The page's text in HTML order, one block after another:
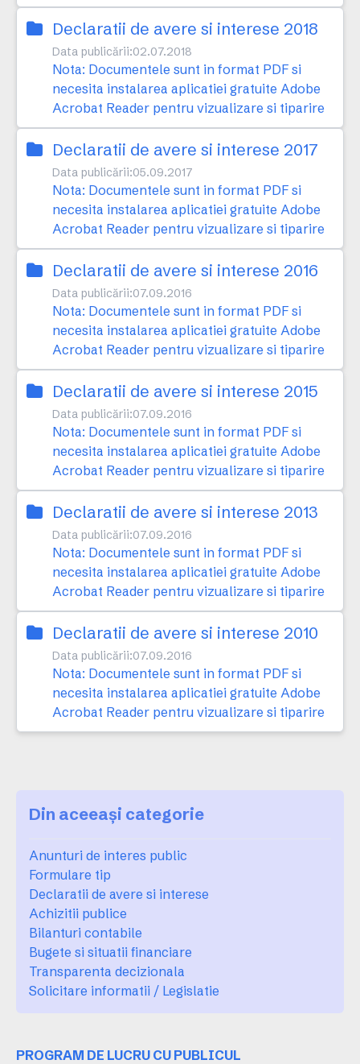
Declaratii de avere si interese 2018
Data publicării:02.07.2018
Nota: Documentele sunt in format PDF si
necesita instalarea aplicatiei gratuite Adobe
Acrobat Reader pentru vizualizare si tiparire
Declaratii de avere si interese 2017
Data publicării:05.09.2017
Nota: Documentele sunt in format PDF si
necesita instalarea aplicatiei gratuite Adobe
Acrobat Reader pentru vizualizare si tiparire
Declaratii de avere si interese 2016
Data publicării:07.09.2016
Nota: Documentele sunt in format PDF si
necesita instalarea aplicatiei gratuite Adobe
Acrobat Reader pentru vizualizare si tiparire
Declaratii de avere si interese 2015
Data publicării:07.09.2016
Nota: Documentele sunt in format PDF si
necesita instalarea aplicatiei gratuite Adobe
Acrobat Reader pentru vizualizare si tiparire
Declaratii de avere si interese 2013
Data publicării:07.09.2016
Nota: Documentele sunt in format PDF si
necesita instalarea aplicatiei gratuite Adobe
Acrobat Reader pentru vizualizare si tiparire
Declaratii de avere si interese 2010
Data publicării:07.09.2016
Nota: Documentele sunt in format PDF si
necesita instalarea aplicatiei gratuite Adobe
Acrobat Reader pentru vizualizare si tiparire
Din aceeași categorie
Anunturi de interes public
Formulare tip
Declaratii de avere si interese
Achizitii publice
Bilanturi contabile
Bugete si situatii financiare
Transparenta decizionala
Solicitare informatii / Legislatie
PROGRAM DE LUCRU CU PUBLICUL